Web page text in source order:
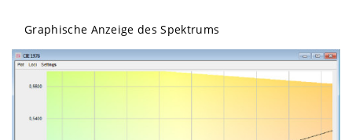
Graphische Anzeige des Spektrums